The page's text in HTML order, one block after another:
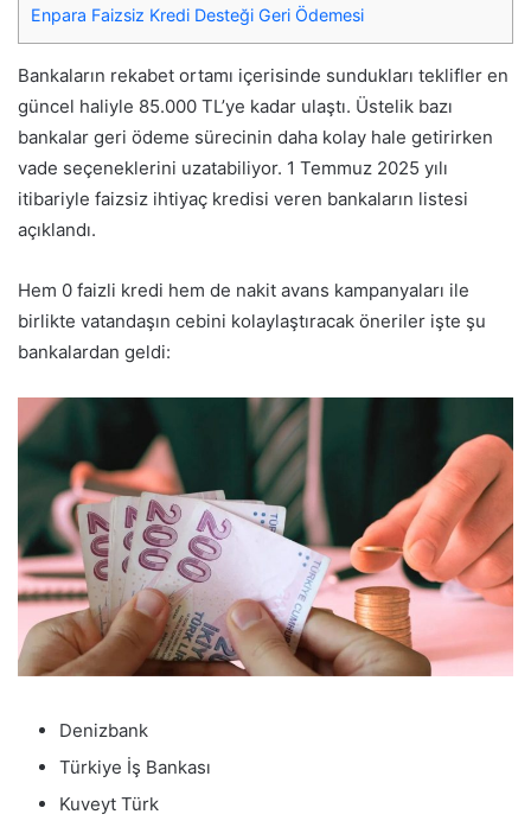
Enpara Faizsiz Kredi Desteği Geri Ödemesi
Bankaların rekabet ortamı içerisinde sundukları teklifler en
güncel haliyle 85.000 TL’ye kadar ulaştı. Üstelik bazı
bankalar geri ödeme sürecinin daha kolay hale getirirken
vade seçeneklerini uzatabiliyor. 1 Temmuz 2025 yılı
itibariyle faizsiz ihtiyaç kredisi veren bankaların listesi
açıklandı.
Hem 0 faizli kredi hem de nakit avans kampanyaları ile
birlikte vatandaşın cebini kolaylaştıracak öneriler işte şu
bankalardan geldi:
Denizbank
Türkiye İş Bankası
Kuveyt Türk